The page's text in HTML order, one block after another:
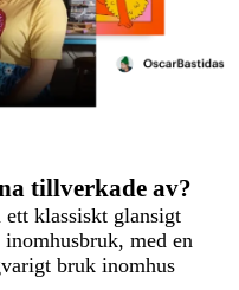
tillverkade av?
klassiskt glansigt
med en
bruk inomhus